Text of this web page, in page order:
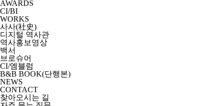
AWARDS
CI/BI
WORKS
사사(社史)
디지털 역사관
역사홍보영상
백서
브로슈어
CI/엠블럼
B&B BOOK(단행본)
NEWS
CONTACT
찾아오시는 길